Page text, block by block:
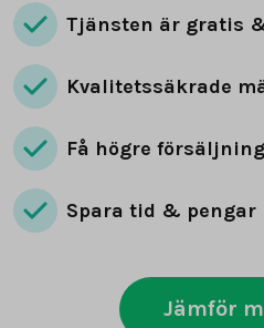
Tjänsten är gratis
Kvalitetssäkrade
Få högre
Spara tid & pengar
Jämför